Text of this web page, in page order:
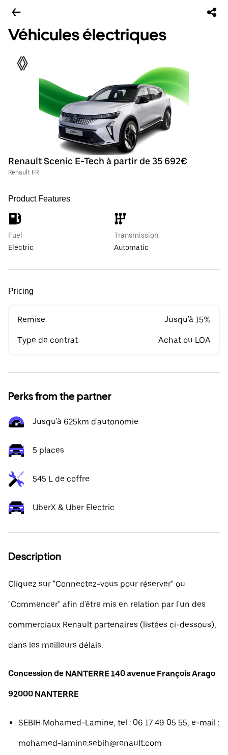
Véhicules électriques
Renault Scenic E-Tech à partir de 35 692€
Renault FR
Product Features
Fuel
Electric
Transmission
Automatic
Pricing
Remise Jusqu'à 15%
Type de contrat Achat ou LOA
Perks from the partner
Jusqu'à 625km d'autonomie
5 places
545 L de coffre
UberX & Uber Electric
Description
Cliquez sur "Connectez-vous pour réserver" ou
"Commencer" afin d'être mis en relation par l'un des
commerciaux Renault partenaires (listées ci-dessous),
dans les meilleurs délais.
Concession de NANTERRE 140 avenue François Arago
92000 NANTERRE
SEBIH Mohamed-Lamine, tel : 06 17 49 05 55, e-mail :
mohamed-lamine.sebih@renault.com